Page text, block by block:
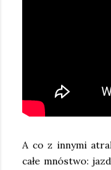
A co z innymi
całe mnóstwo: